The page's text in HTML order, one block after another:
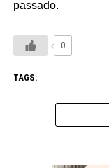
passado.
0
TAGS: